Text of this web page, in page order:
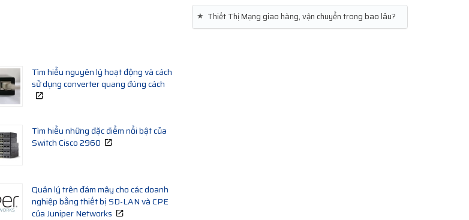
Tìm hiểu nguyên lý hoạt động và cách
sử dụng converter quang đúng cách
Tìm hiểu những đặc điểm nổi bật của
Switch Cisco 2960
Quản lý trên đám mây cho các doanh
nghiệp bằng thiết bị SD-LAN và CPE
của Juniper Networks
★ Thiết Thị Mạng giao hàng, vận chuyển trong bao lâu?